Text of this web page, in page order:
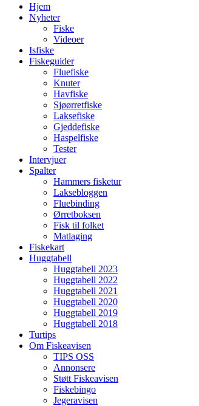
Hjem
Nyheter
Fiske
Videoer
Isfiske
Fiskeguider
Fluefiske
Knuter
Havfiske
Sjøørretfiske
Laksefiske
Gjeddefiske
Haspelfiske
Tester
Intervjuer
Spalter
Hammers fisketur
Laksebloggen
Fluebinding
Ørretboksen
Fisk til folket
Matlaging
Fiskekart
Huggtabell
Huggtabell 2023
Huggtabell 2022
Huggtabell 2021
Huggtabell 2020
Huggtabell 2019
Huggtabell 2018
Turtips
Om Fiskeavisen
TIPS OSS
Annonsere
Støtt Fiskeavisen
Fiskebingo
Jegeravisen